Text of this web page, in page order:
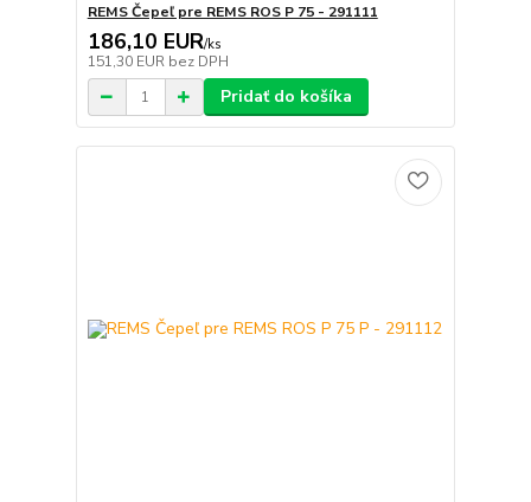
REMS Čepeľ pre REMS ROS P 75 - 291111
186,10 EUR/ks
151,30 EUR bez DPH
Pridať do košíka